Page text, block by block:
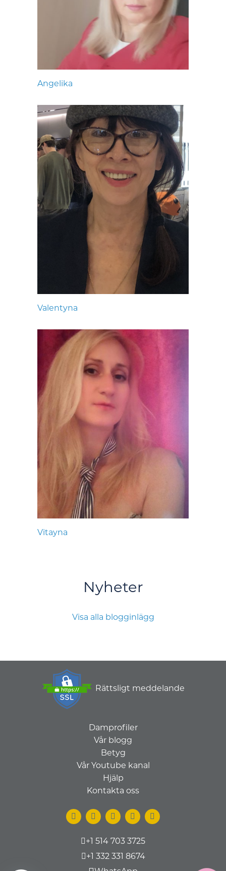
Angelika
Valentyna
Vitayna
Nyheter
Visa alla blogginlägg
Rättsligt meddelande
Damprofiler
Vår blogg
Betyg
Vår Youtube kanal
Hjälp
Kontakta oss
+1 514 703 3725
+1 332 331 8674